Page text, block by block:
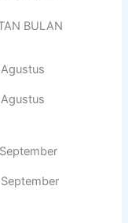
BULAN